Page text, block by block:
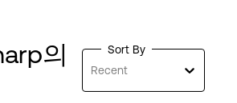
의
Sort By
Recent